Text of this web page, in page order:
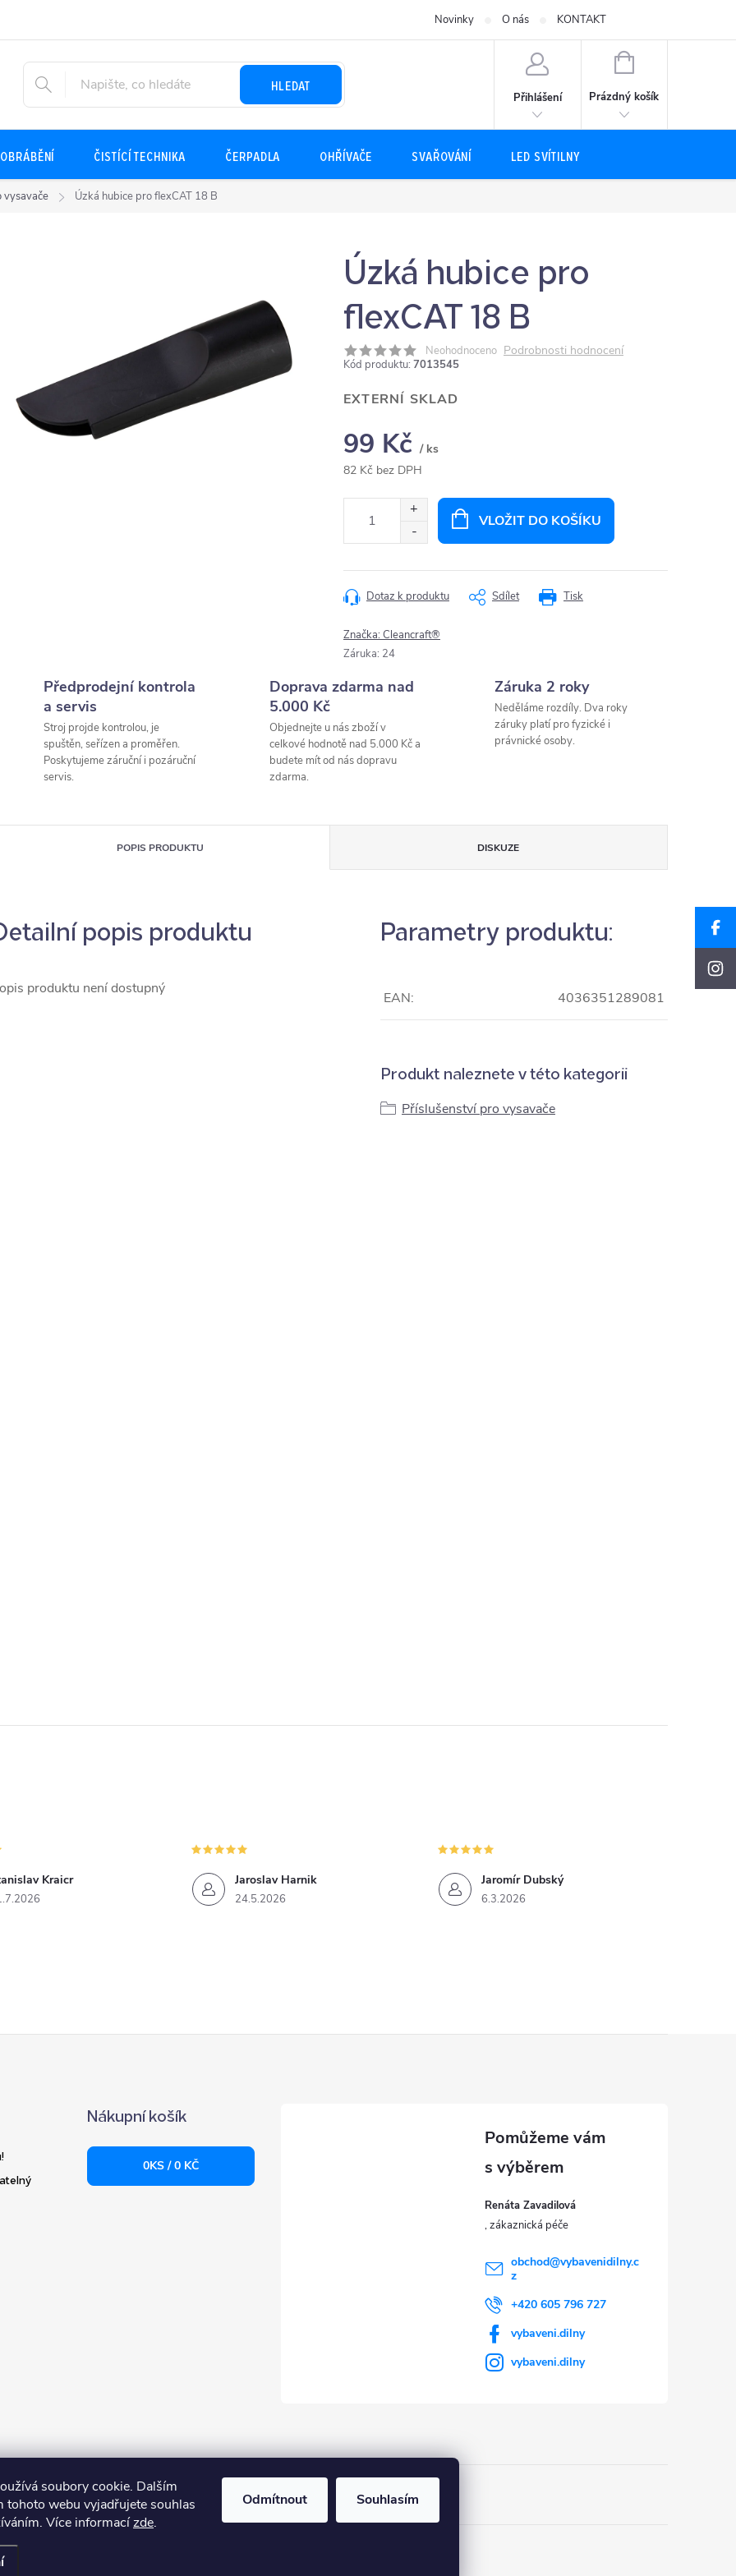
soubory cookie. Dalším
tohoto webu vyjadřujete souhlas
Více informacízde.
Odmítnout Souhlasím
Novinky O nás KONTAKT
HLEDAT
Přihlášení
NÁKUPNÍ
Prázdný košík
ČISTÍCÍ TECHNIKA ČERPADLA OHŘÍVAČE SVAŘOVÁNÍ LED SVÍTILNY
vysavače Úzká hubice pro flexCAT 18 B
Úzká hubice pro
flexCAT 18 B
Neohodnoceno Podrobnosti hodnocení
Kód produktu: 7013545
EXTERNÍ SKLAD
99 Kč / ks
82 Kč bez DPH
VLOŽIT DO KOŠÍKU
Tisk
Dotaz k produktu Sdílet
Značka:Cleancraft®
Záruka: 24
Předprodejní kontrola
a servis
Stroj projde kontrolou, je
spuštěn, seřízen a proměřen.
Poskytujeme záruční i pozáruční
servis.
Doprava zdarma nad
5.000 Kč
Objednejte u nás zboží v
celkové hodnotě nad 5.000 Kč a
budete mít od nás dopravu
zdarma.
Záruka 2 roky
Neděláme rozdíly. Dva roky
záruky platí pro fyzické i
právnické osoby.
POPIS PRODUKTU DISKUZE
popis produktu
produktu není dostupný
Parametry produktu:
EAN: 4036351289081
Produkt naleznete v této kategorii
Příslušenství pro vysavače
Kraicr Jaroslav Harnik
24.5.2026
Jaromír Dubský
6.3.2026
Nákupní košík
0KS /0 KČ
Renáta Zavadilová
obchod@vybavenidilny.c
z
+420 605 796 727
vybaveni.dilny
vybaveni.dilny